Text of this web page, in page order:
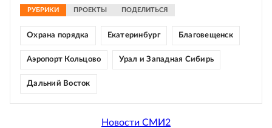
РУБРИКИ ПРОЕКТЫ ПОДЕЛИТЬСЯ
Охрана порядка Екатеринбург Благовещенск
Аэропорт Кольцово Урал и Западная Сибирь
Дальний Восток
Новости СМИ2